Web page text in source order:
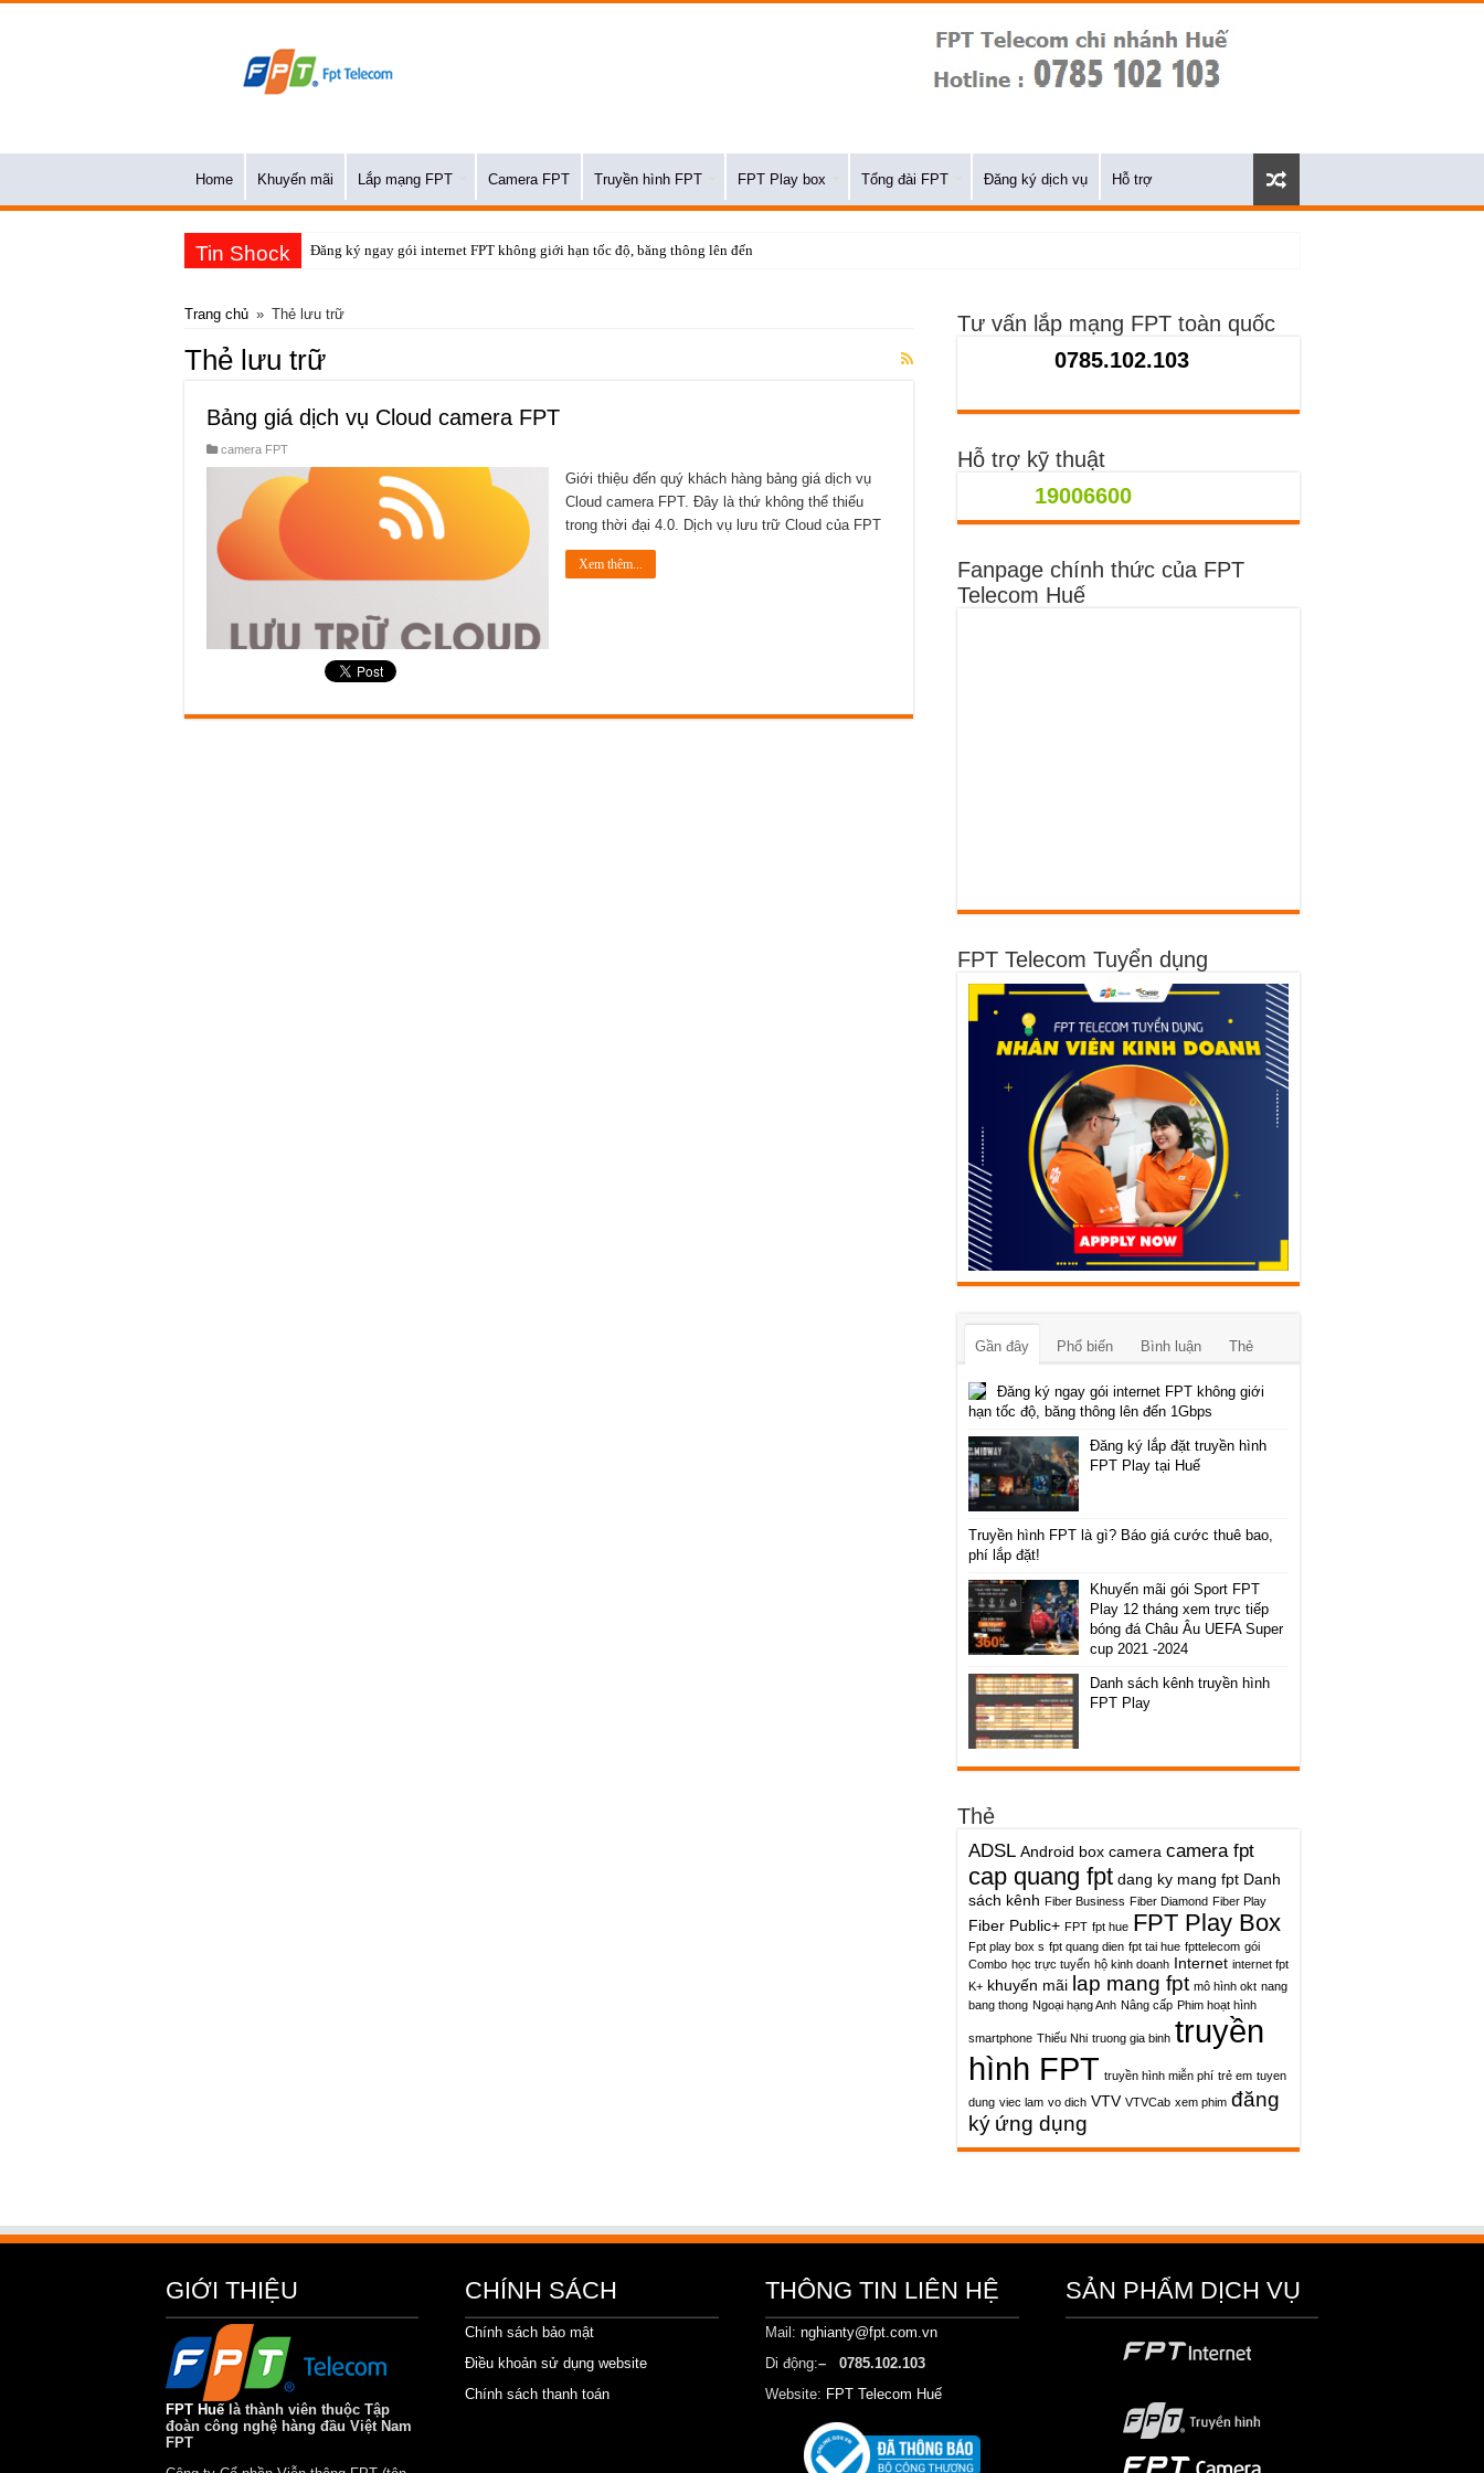
Home Khuyến mãi Lắp mạng FPT Camera FPT Truyền hình FPT FPT Play box Tổng đài FPT Đăng ký dịch vụ Hỗ trợ
Tin Shock Đăng ký ngay gói internet FPT không giới hạn tốc độ, băng thông lên đến 1Gbps
Trang chủ » Thẻ lưu trữ
Thẻ lưu trữ
Bảng giá dịch vụ Cloud camera FPT
camera FPT
Giới thiệu đến quý khách hàng bảng giá dịch vụ
Cloud camera FPT. Đây là thứ không thể thiếu
trong thời đại 4.0. Dịch vụ lưu trữ Cloud của FPT
Xem thêm...
Tư vấn lắp mạng FPT toàn quốc
0785.102.103
Hỗ trợ kỹ thuật
19006600
Fanpage chính thức của FPT
Telecom Huế
FPT Telecom Tuyển dụng
Gần đây Phổ biến Bình luận Thẻ
Đăng ký ngay gói internet FPT không giới
hạn tốc độ, băng thông lên đến 1Gbps
Đăng ký lắp đặt truyền hình
FPT Play tại Huế
Truyền hình FPT là gì? Báo giá cước thuê bao,
phí lắp đặt!
Khuyến mãi gói Sport FPT
Play 12 tháng xem trực tiếp
bóng đá Châu Âu UEFA Super
cup 2021 -2024
Danh sách kênh truyền hình
FPT Play
Thẻ
ADSL Android box camera camera fpt
cap quang fpt dang ky mang fpt Danh
sách kênh Fiber Business Fiber Diamond Fiber Play
Fiber Public+ FPT fpt hue FPT Play Box
Fpt play box s fpt quang dien fpt tai hue fpttelecom gói
Combo học trực tuyến hộ kinh doanh Internet internet fpt
K+ khuyến mãi lap mang fpt mô hình okt nang
bang thong Ngoại hạng Anh Nâng cấp Phim hoạt hình
smartphone Thiếu Nhi truong gia binh truyền
hình FPT truyền hình miễn phí trẻ em tuyen
dung viec lam vo dich VTV VTVCab xem phim đăng
ký ứng dụng
GIỚI THIỆU
FPT Huếlà thành viên thuộc Tập
đoàn công nghệ hàng đầu Việt Nam
FPT
CHÍNH SÁCH
Chính sách bảo mật
Điều khoản sử dụng website
Chính sách thanh toán
THÔNG TIN LIÊN HỆ
Mail: nghianty@fpt.com.vn
Di động:– 0785.102.103
Website: FPT Telecom Huế
SẢN PHẨM DỊCH VỤ